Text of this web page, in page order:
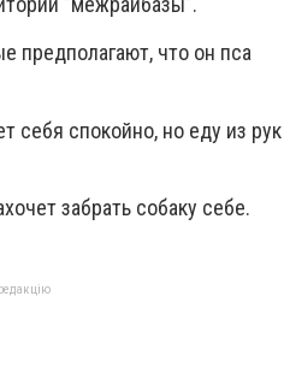
предполагают, что он пса
себя спокойно, но еду из рук
забрать собаку себе.